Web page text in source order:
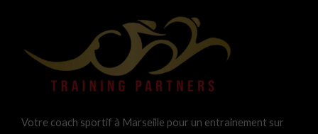
Votre coach sportif à Marseille pour un entrainement sur